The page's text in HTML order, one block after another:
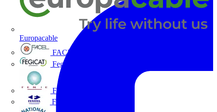
Europacable
FACEL
Fegicat
FENIE
FENITEL